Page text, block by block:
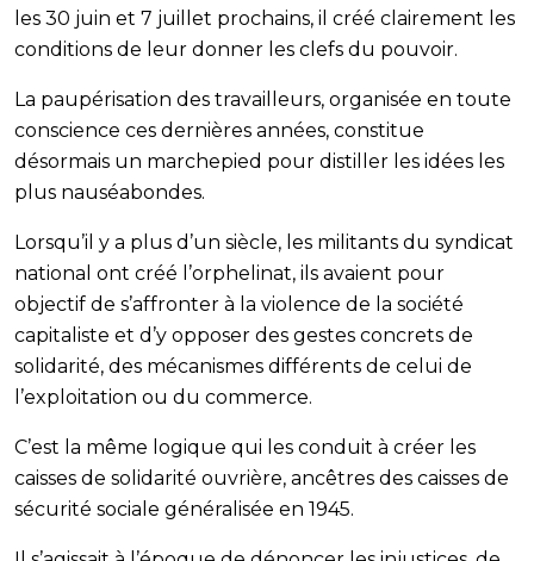
les 30 juin et 7 juillet prochains, il créé clairement les
conditions de leur donner les clefs du pouvoir.
La paupérisation des travailleurs, organisée en toute
conscience ces dernières années, constitue
désormais un marchepied pour distiller les idées les
plus nauséabondes.
Lorsqu’il y a plus d’un siècle, les militants du syndicat
national ont créé l’orphelinat, ils avaient pour
objectif de s’affronter à la violence de la société
capitaliste et d’y opposer des gestes concrets de
solidarité, des mécanismes différents de celui de
l’exploitation ou du commerce.
C’est la même logique qui les conduit à créer les
caisses de solidarité ouvrière, ancêtres des caisses de
sécurité sociale généralisée en 1945.